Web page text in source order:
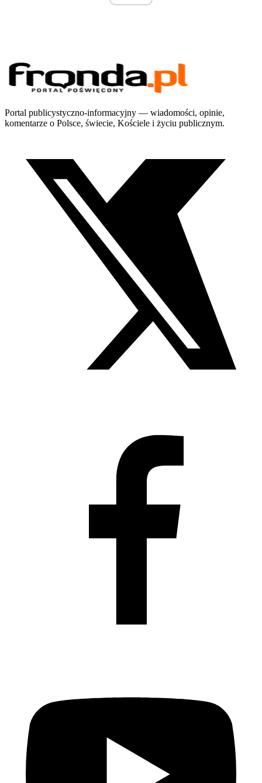
Portal publicystyczno-informacyjny — wiadomości, opinie,
komentarze o Polsce, świecie, Kościele i życiu publicznym.